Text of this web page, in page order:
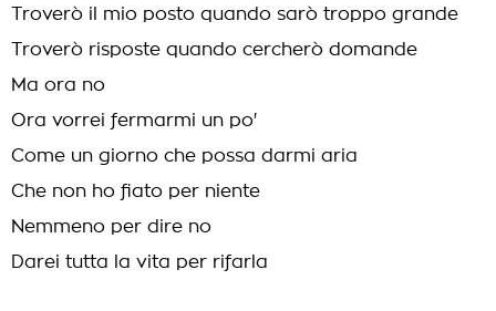
Troverò il mio posto quando sarò troppo grande
Troverò risposte quando cercherò domande
Ma ora no
Ora vorrei fermarmi un po'
Come un giorno che possa darmi aria
Che non ho fiato per niente
Nemmeno per dire no
Darei tutta la vita per rifarla